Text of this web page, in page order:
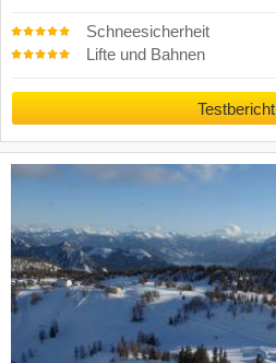
Schneesicherheit
Lifte und Bahnen
Testbericht